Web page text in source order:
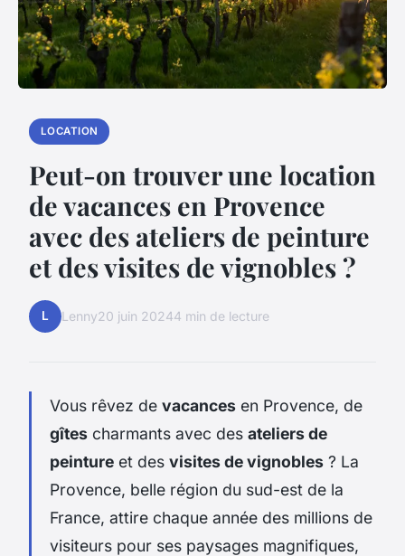
LOCATION
Peut-on trouver une location
de vacances en Provence
avec des ateliers de peinture
et des visites de vignobles ?
L Lenny20 juin 20244 min de lecture
Vous rêvez de vacances en Provence, de
gîtes charmants avec des ateliers de
peinture et des visites de vignobles ? La
Provence, belle région du sud-est de la
France, attire chaque année des millions de
visiteurs pour ses paysages magnifiques,